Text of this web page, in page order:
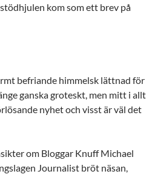
kom som ett brev på
befriande himmelsk lättnad för
ganska groteskt, men mitt i allt
nyhet och visst är väl det
om Bloggar Knuff Michael
Journalist bröt näsan,